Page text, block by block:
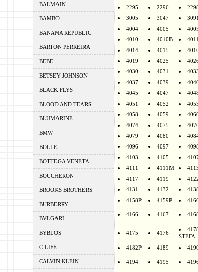
BALMAIN
BAMBO
BANANA REPUBLIC
BARTON PERREIRA
BEBE
BETSEY JOHNSON
BLACK FLYS
BLOOD AND TEARS
BLUMARINE
BMW
BOLLE
BOTTEGA VENETA
BOUCHERON
BROOKS BROTHERS
BURBERRY
BVLGARI
BYBLOS
C-LIFE
CALVIN KLEIN
2295
2296
3005
3047 3091
4004
4005
4010
4010B 4011
4014
4015
4019
4025
4030
4031
4037
4039
4045
4047
4051
4052
4058
4059
4074
4075
4079
4080
4096
4097
4103
4105
4111
4111M
4117
4119
4131
4132
4158P
4159P
4166 4167
4175 4176
STEFA
4182P 4189
4194 4195